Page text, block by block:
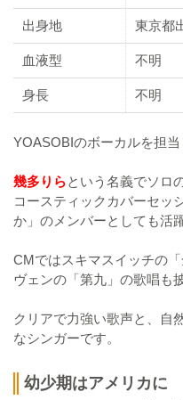
出身地 東京都
血液型 不明
身長 不明
YOASOBIのボーカルを担当
幾多りらという名義でソロ
コースティックカバーセッ
か」のメンバーとしても活
CMではスキマスイッチの
ヴェンの「第九」の歌唱も
クリアで力強い歌声と、自
なシンガーです。
幼少期はアメリカに